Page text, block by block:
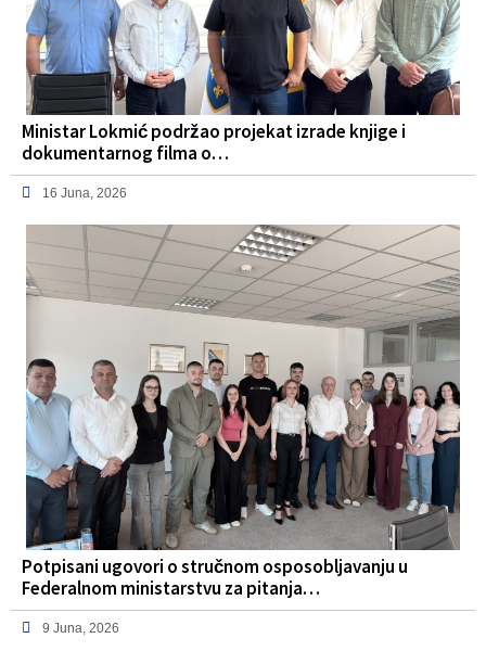
Ministar Lokmić podržao projekat izrade knjige i
dokumentarnog filma o…
16 Juna, 2026
Potpisani ugovori o stručnom osposobljavanju u
Federalnom ministarstvu za pitanja…
9 Juna, 2026